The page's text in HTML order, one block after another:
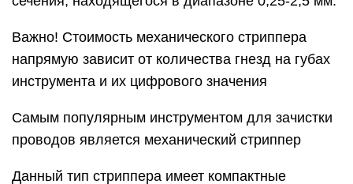
кабель закусывается, при выполнении круговых
движений изоляция срывается с провода.
Стоимость такого стриппера для зачистки
проводов составляет в среднем 400-1000 руб.
Полуавтоматический и автоматический
инструмент для зачистки проводов
Для выполнения больших объемов работ